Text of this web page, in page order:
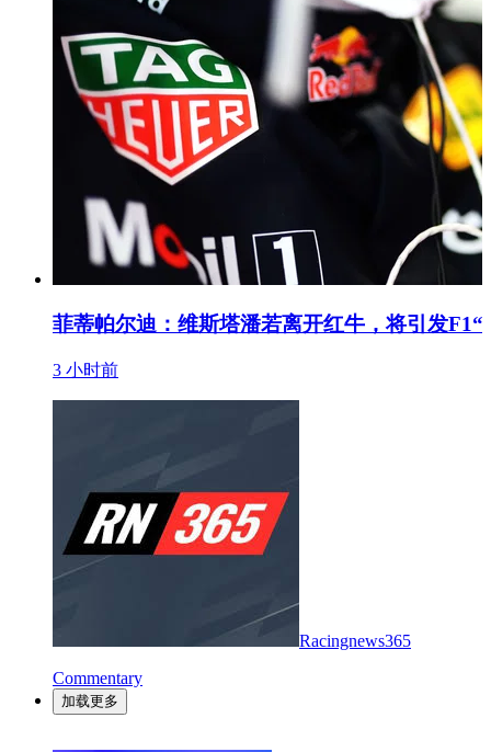
菲蒂帕尔迪：维斯塔潘若离开红牛，将引发F1“
3 小时前
Racingnews365
Commentary
加载更多